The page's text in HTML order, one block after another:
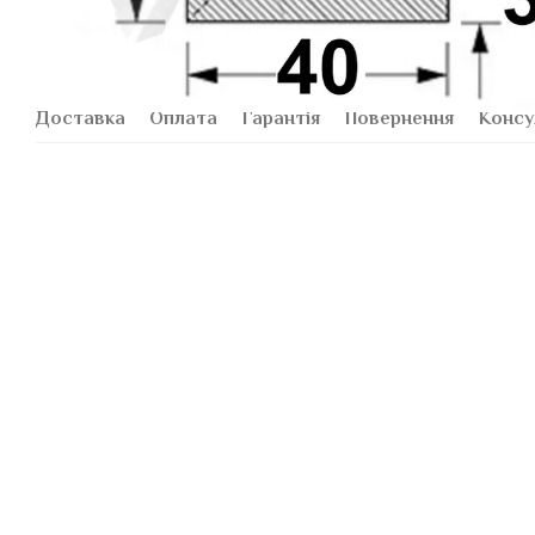
Доставка Оплата Гарантія Повернення